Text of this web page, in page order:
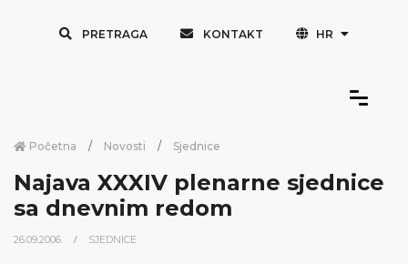
PRETRAGA KONTAKT HR
Početna Novosti Sjednice
Najava XXXIV plenarne sjednice
sa dnevnim redom
26.09.2006. SJEDNICE